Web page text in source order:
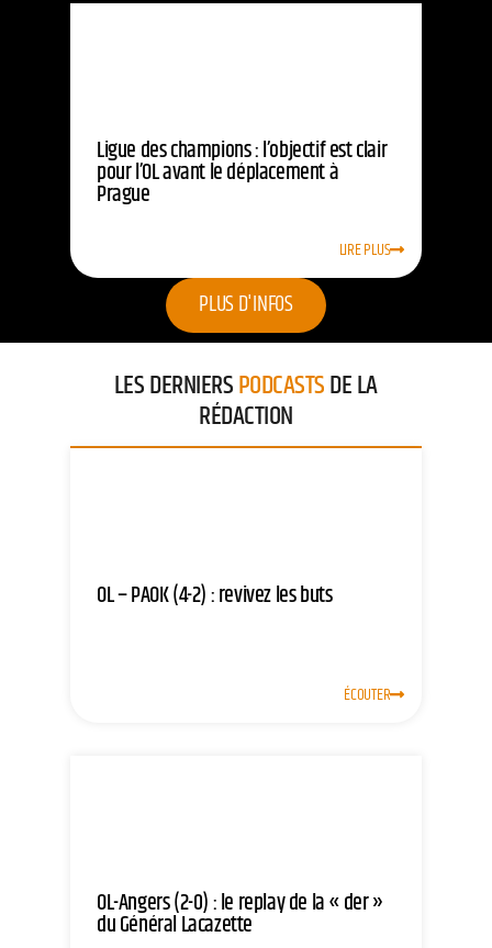
Ligue des champions : l’objectif est clair
pour l’OL avant le déplacement à
Prague
LIRE PLUS
PLUS D'INFOS
LES DERNIERSPODCASTSDE LA
RÉDACTION
OL – PAOK (4-2) : revivez les buts
ÉCOUTER
OL-Angers (2-0) : le replay de la « der »
du Général Lacazette